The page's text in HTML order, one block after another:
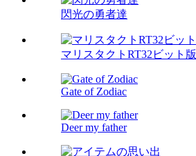
閃光の勇者達
マリスタクトRT32ビット版
Gate of Zodiac
Deer my father